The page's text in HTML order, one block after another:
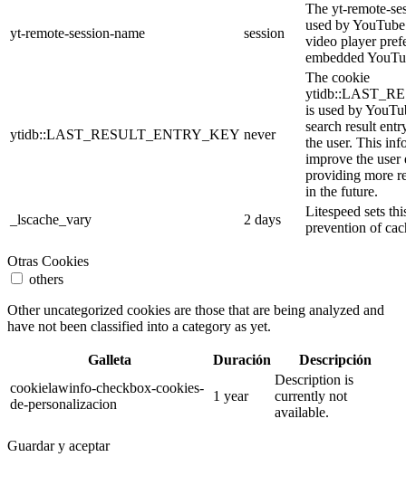
yt-remote-session-name session
The yt-remote-
used by
video player
embedded
ytidb::LAST_RESULT_ENTRY_KEY never
The cookie
is used by
search result
the user. This
improve the user
providing more
in the future.
_lscache_vary
2 days
Litespeed sets
prevention of
Otras Cookies
others
Other uncategorized cookies are those that are being analyzed and
have not been classified into a category as yet.
Galleta Duración
Descripción
cookielawinfo-checkbox-cookies-
de-personalizacion
1 year
Description is
currently not
available.
Guardar y aceptar